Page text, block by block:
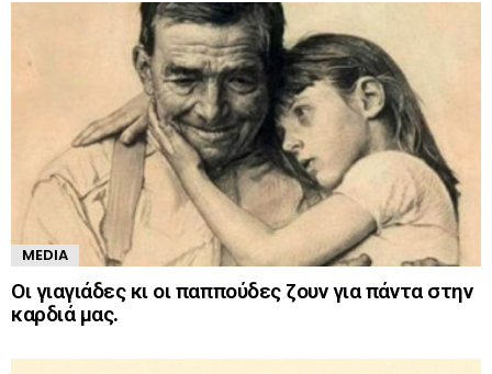
MEDIA
Οι γιαγιάδες κι οι παππούδες ζουν για πάντα στην
καρδιά μας.